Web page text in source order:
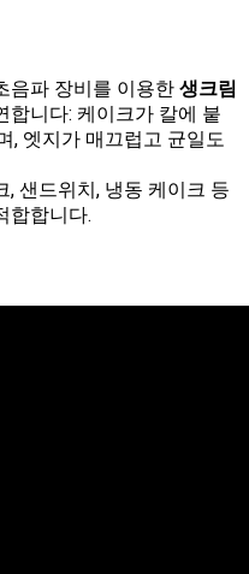
음파 장비를 이용한 생크림
합니다: 케이크가 칼에 붙
, 엣지가 매끄럽고 균일도
, 샌드위치, 냉동 케이크 등
합합니다.